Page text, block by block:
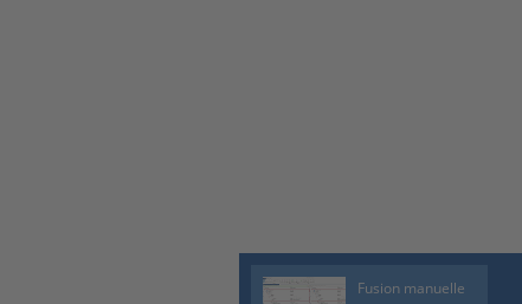
Fusion manuelle